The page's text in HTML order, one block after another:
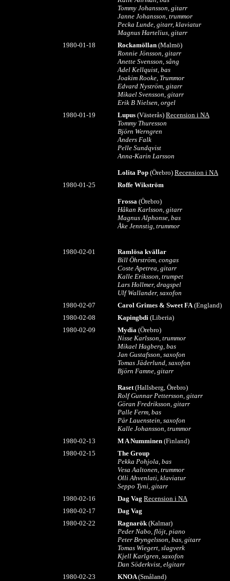
Tommy Johansson, gitarr
Janne Johansson, trummor
Pecka Lunde, gitarr, klaviatur
Magnus Hartelius, gitarr
1980-01-18
Rockamöllan (Malmö)
Ronnie Jönsson, gitarr
Anette Svensson, sång
Adel Kellquist, bas
Joakim Rooke, Trummor
Edvard Nyström, gitarr
Mikael Svensson, gitarr
Erik B Nielsen, orgel
1980-01-19 Lupus (Västerås) Recension i NA
Tommy Thuresson
Björn Werngren
Anders Falk
Pelle Sundqvist
Anna-Karin Larsson
Lolita Pop (Örebro) Recension i NA
1980-01-25
Roffe Wikström
Frossa (Örebro)
Håkan Karlsson, gitarr
Magnus Alphonse, bas
Åke Jennstig, trummor
1980-02-01
Ramlösa kvällar
Bill Öhrström, congas
Coste Apetrea, gitarr
Kalle Eriksson, trumpet
Lars Hollmer, dragspel
Ulf Wallander, saxofon
1980-02-07
Carol Grimes & Sweet FA(England)
1980-02-08
Kapingbdi (Liberia)
1980-02-09
Mydia (Örebro)
Nisse Karlsson, trummor
Mikael Hagberg, bas
Jan Gustafsson, saxofon
Tomas Jäderlund, saxofon
Björn Famne, gitarr
Raset(Hallsberg, Örebro)
Rolf Gunnar Pettersson, gitarr
Göran Fredriksson, gitarr
Palle Ferm, bas
Pär Lauenstein, saxofon
Kalle Johansson, trummor
1980-02-13
M A Numminen (Finland)
1980-02-15
The Group
Pekka Pohjola, bas
Vesa Aaltonen, trummor
Olli Ahvenlati, klaviatur
Seppo Tyni, gitarr
1980-02-16
Dag Vag Recension i NA
1980-02-17
Dag Vag
1980-02-22
Ragnarök(Kalmar)
Peder Nabo, flöjt, piano
Peter Bryngelsson, bas, gitarr
Tomas Wiegert, slagverk
Kjell Karlgren, saxofon
Dan Söderkvist, elgitarr
1980-02-23
KNOA(Småland)